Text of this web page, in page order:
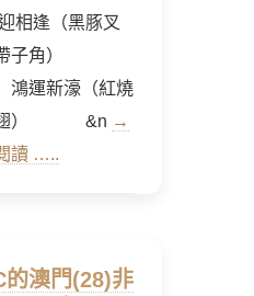
相逢（黑豚叉
帶子角）
新濠（紅燒
翅） &n →
讀 …..
的澳門(28)非